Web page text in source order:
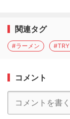
関連タグ
#ラーメン
コメント